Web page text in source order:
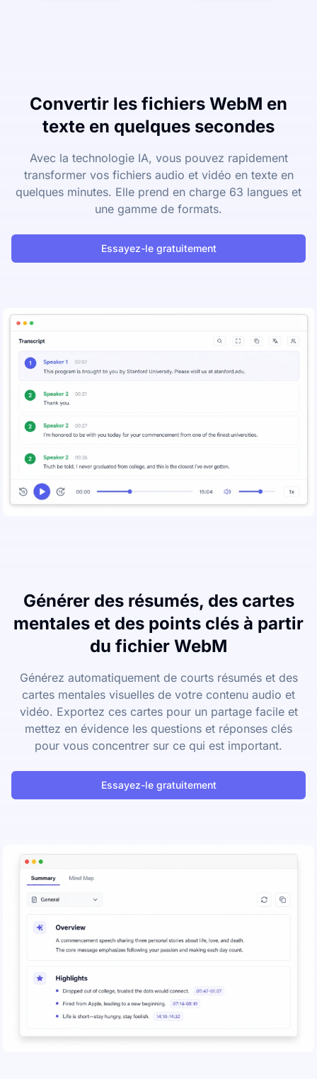
Convertir les fichiers WebM en
texte en quelques secondes
Avec la technologie IA, vous pouvez rapidement
transformer vos fichiers audio et vidéo en texte en
quelques minutes. Elle prend en charge 63 langues et
une gamme de formats.
Essayez-le gratuitement
Générer des résumés, des cartes
mentales et des points clés à partir
du fichier WebM
Générez automatiquement de courts résumés et des
cartes mentales visuelles de votre contenu audio et
vidéo. Exportez ces cartes pour un partage facile et
mettez en évidence les questions et réponses clés
pour vous concentrer sur ce qui est important.
Essayez-le gratuitement